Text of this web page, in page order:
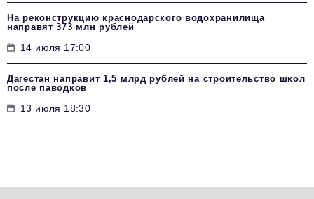
На реконструкцию краснодарского водохранилища
направят 373 млн рублей
14 июля 17:00
Дагестан направит 1,5 млрд рублей на строительство школ
после паводков
13 июля 18:30